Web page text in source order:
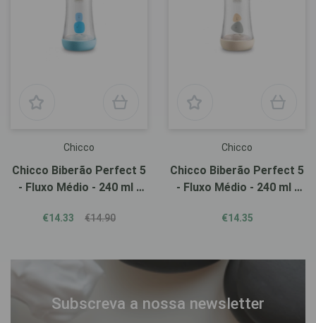
Chicco
Chicco Biberão Perfect 5
- Fluxo Médio - 240 ml -
€14.33 €14.90
Chicco
Chicco Biberão Perfect 5
- Fluxo Médio - 240 ml -
€14.35
Subscreva a nossa newsletter